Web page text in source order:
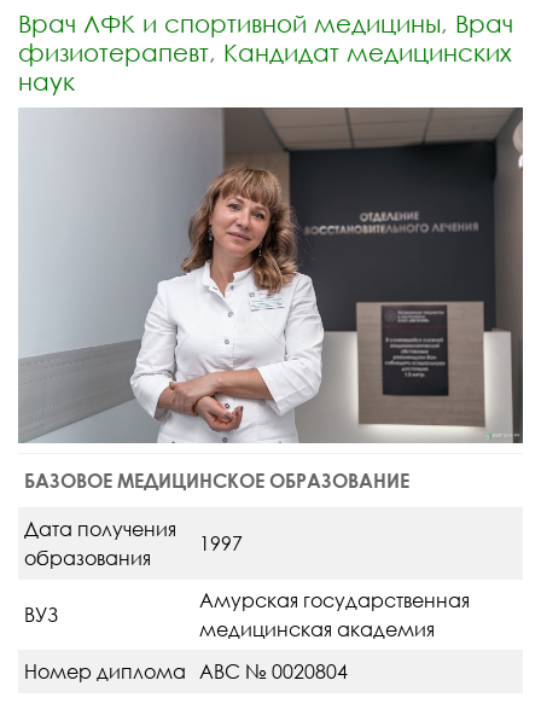
Врач ЛФК и спортивной медицины, Врач
физиотерапевт, Кандидат медицинских
наук
БАЗОВОЕ МЕДИЦИНСКОЕ ОБРАЗОВАНИЕ
Дата получения
образования
1997
ВУЗ
Амурская государственная
медицинская академия
Номер диплома АВС № 0020804